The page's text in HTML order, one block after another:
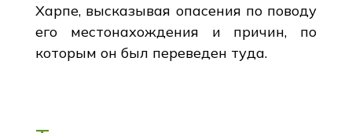
Харпе, высказывая опасения по поводу
его местонахождения и причин, по
которым он был переведен туда.